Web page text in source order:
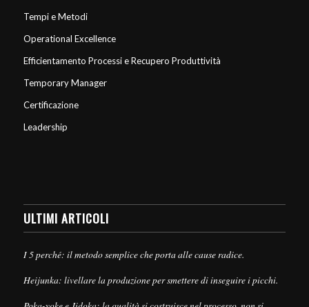
Tempi e Metodi
Operational Excellence
Efficientamento Processi e Recupero Produttività
Temporary Manager
Certificazione
Leadership
ULTIMI ARTICOLI
I 5 perché: il metodo semplice che porta alle cause radice.
Heijunka: livellare la produzione per smettere di inseguire i picchi.